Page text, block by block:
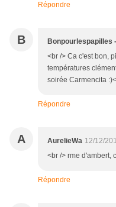
Répondre
B Bonpourlespapilles
<br /> Ca c'est bon,
températures
soirée Carmencita
Répondre
A AurelieWa 12/12/
<br /> rme d'ambert,
Répondre